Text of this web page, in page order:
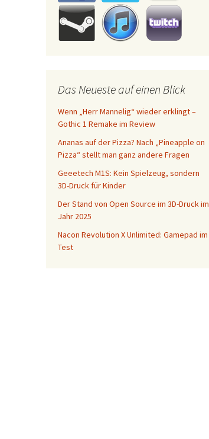
Das Neueste auf einen Blick
Wenn „Herr Mannelig“ wieder erklingt –
Gothic 1 Remake im Review
Ananas auf der Pizza? Nach „Pineapple on
Pizza“ stellt man ganz andere Fragen
Geeetech M1S: Kein Spielzeug, sondern
3D-Druck für Kinder
Der Stand von Open Source im 3D-Druck im
Jahr 2025
Nacon Revolution X Unlimited: Gamepad im
Test